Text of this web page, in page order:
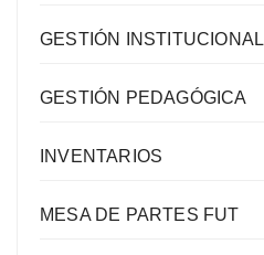
GESTIÓN INSTITUCIONAL
GESTIÓN PEDAGÓGICA
INVENTARIOS
MESA DE PARTES FUT